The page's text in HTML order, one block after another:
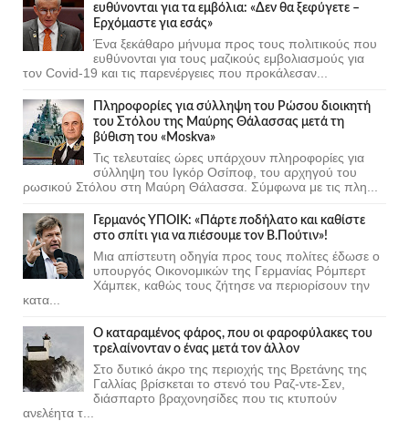
ευθύνονται για τα εμβόλια: «Δεν θα ξεφύγετε –
Ερχόμαστε για εσάς»
Ένα ξεκάθαρο μήνυμα προς τους πολιτικούς που
ευθύνονται για τους μαζικούς εμβολιασμούς για
τον Covid-19 και τις παρενέργειες που προκάλεσαν...
Πληροφορίες για σύλληψη του Ρώσου διοικητή
του Στόλου της Mαύρης Θάλασσας μετά τη
βύθιση του «Moskva»
Τις τελευταίες ώρες υπάρχουν πληροφορίες για
σύλληψη του Ιγκόρ Οσίποφ, του αρχηγού του
ρωσικού Στόλου στη Μαύρη Θάλασσα. Σύμφωνα με τις πλη...
Γερμανός ΥΠΟΙΚ: «Πάρτε ποδήλατο και καθίστε
στο σπίτι για να πιέσουμε τον Β.Πούτιν»!
Μια απίστευτη οδηγία προς τους πολίτες έδωσε ο
υπουργός Οικονομικών της Γερμανίας Ρόμπερτ
Χάμπεκ, καθώς τους ζήτησε να περιορίσουν την
κατα...
Ο καταραμένος φάρος, που οι φαροφύλακες του
τρελαίνονταν ο ένας μετά τον άλλον
Στο δυτικό άκρο της περιοχής της Βρετάνης της
Γαλλίας βρίσκεται το στενό του Ραζ-ντε-Σεν,
διάσπαρτο βραχονησίδες που τις κτυπούν
ανελέητα τ...